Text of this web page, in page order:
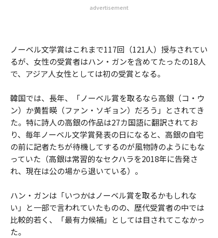
advertisement
ノーベル文学賞はこれまで117回（121人）授与されてい
るが、女性の受賞者はハン・ガンを含めてたったの18人
で、アジア人女性としては初の受賞となる。
韓国では、長年、「ノーベル賞を取るなら高銀（コ・ウ
ン）か黄晳暎（ファン・ソギョン）だろう」とされてき
た。特に詩人の高銀の作品は27カ国語に翻訳されてお
り、毎年ノーベル文学賞発表の日になると、高銀の自宅
の前に記者たちが待機してするのが風物詩のようにもな
っていた（高銀は常習的なセクハラを2018年に告発さ
れ、現在は公の場から退いている）。
ハン・ガンは「いつかはノーベル賞を取るかもしれな
い」と一部で言われていたものの、歴代受賞者の中では
比較的若く、「最有力候補」としては目されてこなかっ
た。